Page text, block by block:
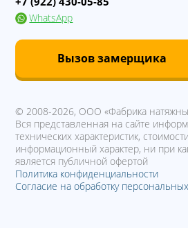
WhatsApp
Вызов замерщика
© 2008-2026, ООО «Фабрика
Вся представленная на сайте
технических характеристик,
информационный характер, ни при
является публичной офертой
Политика конфиденциальности
Согласие на обработку